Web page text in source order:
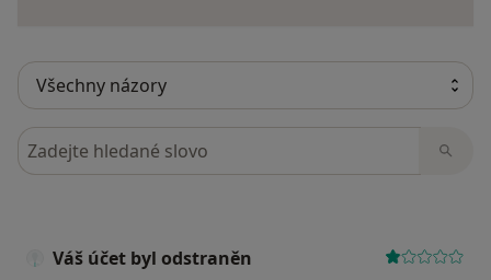
Hledejte v názorech
Váš účet byl odstraněn